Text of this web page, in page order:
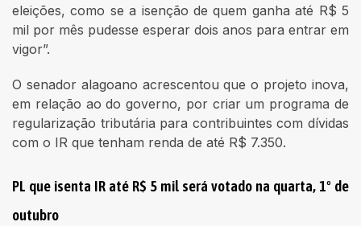
eleições, como se a isenção de quem ganha até R$ 5
mil por mês pudesse esperar dois anos para entrar em
vigor”.
O senador alagoano acrescentou que o projeto inova,
em relação ao do governo, por criar um programa de
regularização tributária para contribuintes com dívidas
com o IR que tenham renda de até R$ 7.350.
PL que isenta IR até R$ 5 mil será votado na quarta, 1º de
outubro